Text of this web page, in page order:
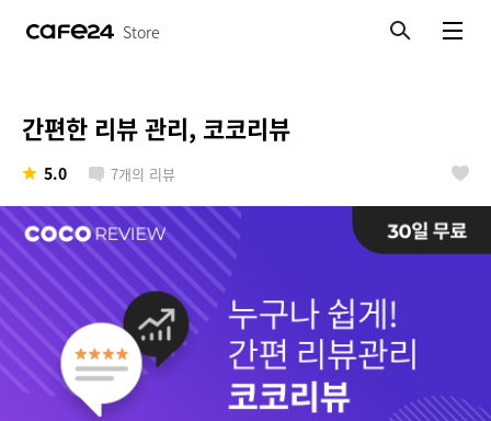
Store
간편한 리뷰 관리, 코코리뷰
5.0 7개의 리뷰